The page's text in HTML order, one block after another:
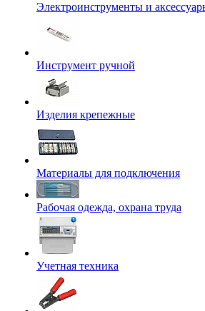
Электроинструменты и
Инструмент ручной
Изделия крепежные
Материалы для подключения
Рабочая одежда, охрана труда
Учетная техника